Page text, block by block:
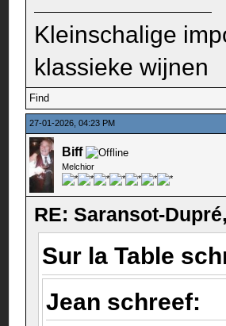
Kleinschalige
klassieke wijnen
Find
27-01-2026, 04:23 PM
Biff
Melchior
RE: Saransot-
Sur la Table
Jean schreef: